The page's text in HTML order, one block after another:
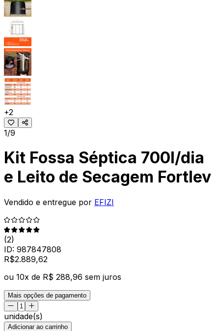
+2
1/9
Kit Fossa Séptica 700l/dia
e Leito de Secagem Fortlev
Vendido e entregue por EFIZI
(2)
ID: 987847808
R$2.889,62
ou 10x de R$ 288,96 sem juros
Mais opções de pagamento
unidade(s)
Adicionar ao carrinho